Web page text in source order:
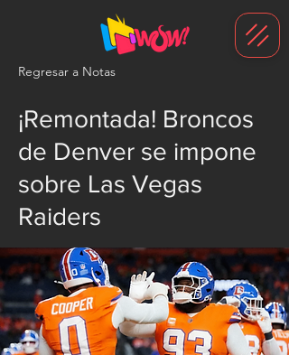
Regresar a Notas
¡Remontada! Broncos
de Denver se impone
sobre Las Vegas
Raiders